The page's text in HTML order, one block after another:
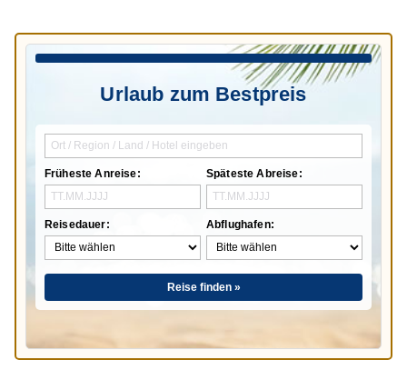
Urlaub zum Bestpreis
Früheste Anreise:
Reisedauer:
Späteste Abreise:
Abflughafen:
Reise finden »